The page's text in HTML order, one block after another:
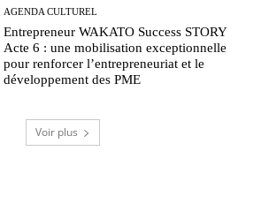
AGENDA CULTUREL
Entrepreneur WAKATO Success STORY
Acte 6 : une mobilisation exceptionnelle
pour renforcer l’entrepreneuriat et le
développement des PME
Voir plus